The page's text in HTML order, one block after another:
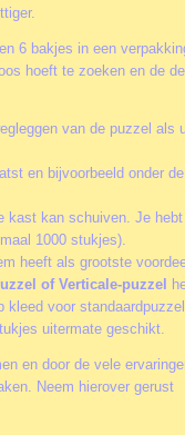
6 bakjes in een
hoeft te zoeken en de
van de puzzel als
en bijvoorbeeld onder
kast kan schuiven. Je
1000 stukjes).
heeft als grootste
of Verticale-puzzel
kleed voor
uitermate geschikt.
en door de vele
Neem hierover gerust